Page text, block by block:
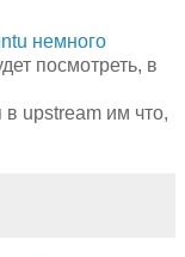
немного
посмотреть, в
upstream им что,